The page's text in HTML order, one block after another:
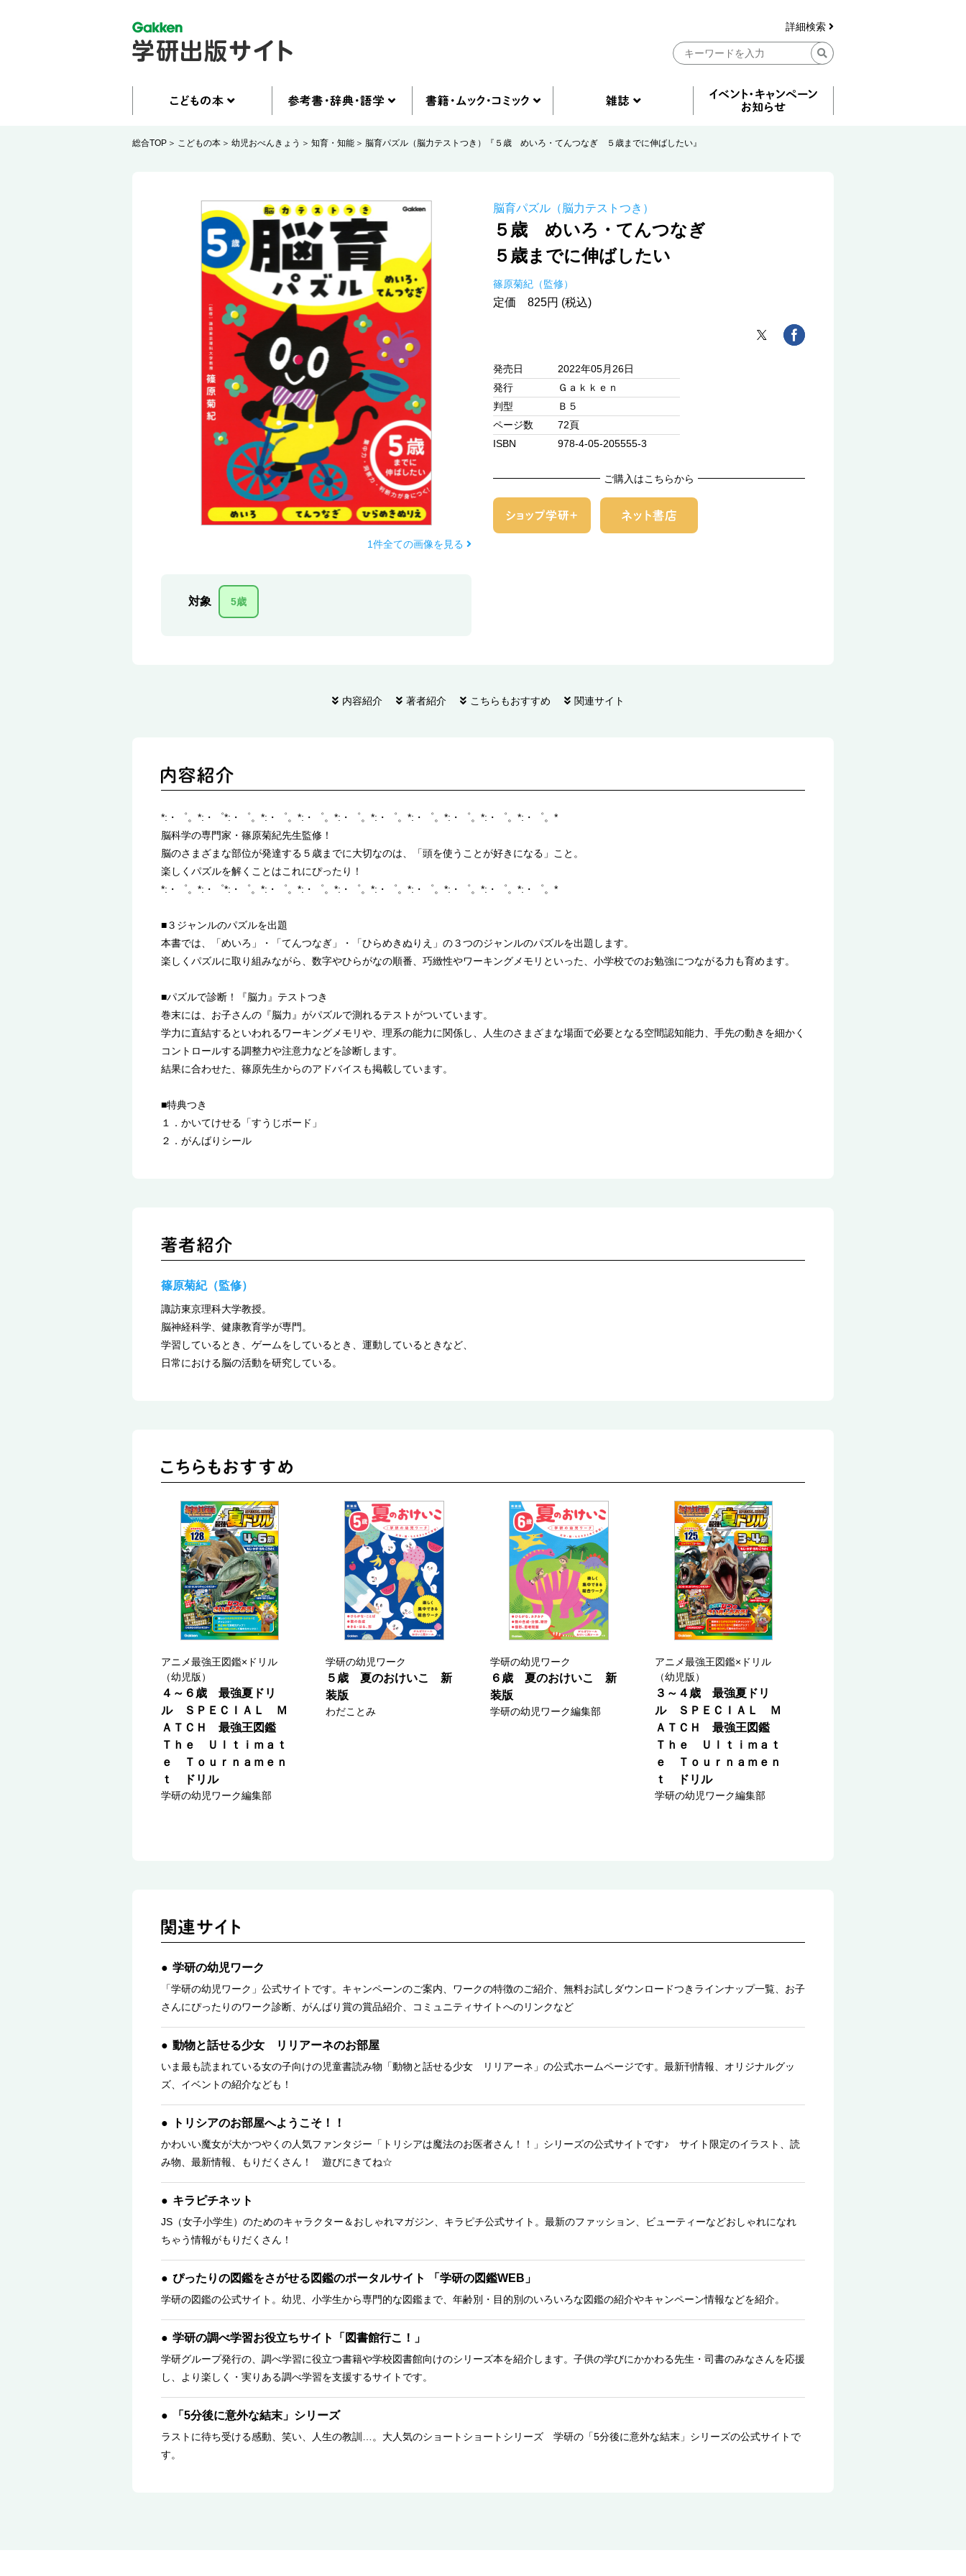
詳細検索
総合TOP こどもの本 幼児おべんきょう 知育・知能 脳育パズル（脳力テストつき）『５歳 めいろ・てんつなぎ ５歳までに伸ばしたい』
1件全ての画像を見る
対象 5歳
脳育パズル（脳力テストつき）
５歳 めいろ・てんつなぎ
５歳までに伸ばしたい
篠原菊紀（監修）
定価 825円 (税込)
発売日
2022年05月26日
発行
Ｇａｋｋｅｎ
判型
Ｂ５
ページ数
72頁
ISBN
978-4-05-205555-3
ご購入はこちらから
内容紹介 著者紹介 こちらもおすすめ 関連サイト
*:・゜。*:・゜*:・゜。*:・゜。*:・゜。*:・゜。*:・゜。*:・゜。*:・゜。*:・゜。*:・゜。*
脳科学の専門家・篠原菊紀先生監修！
脳のさまざまな部位が発達する５歳までに大切なのは、「頭を使うことが好きになる」こと。
楽しくパズルを解くことはこれにぴったり！
*:・゜。*:・゜*:・゜。*:・゜。*:・゜。*:・゜。*:・゜。*:・゜。*:・゜。*:・゜。*:・゜。*
■３ジャンルのパズルを出題
本書では、「めいろ」・「てんつなぎ」・「ひらめきぬりえ」の３つのジャンルのパズルを出題します。
楽しくパズルに取り組みながら、数字やひらがなの順番、巧緻性やワーキングメモリといった、小学校でのお勉強につながる力も育めます。
■パズルで診断！『脳力』テストつき
巻末には、お子さんの『脳力』がパズルで測れるテストがついています。
学力に直結するといわれるワーキングメモリや、理系の能力に関係し、人生のさまざまな場面で必要となる空間認知能力、手先の動きを細かく
コントロールする調整力や注意力などを診断します。
結果に合わせた、篠原先生からのアドバイスも掲載しています。
■特典つき
１．かいてけせる「すうじボード」
２．がんばりシール
篠原菊紀（監修）
諏訪東京理科大学教授。
脳神経科学、健康教育学が専門。
学習しているとき、ゲームをしているとき、運動しているときなど、
日常における脳の活動を研究している。
アニメ最強王図鑑×ドリル
（幼児版）
４～６歳 最強夏ドリ
ル ＳＰＥＣＩＡＬ Ｍ
ＡＴＣＨ 最強王図鑑
Ｔｈｅ Ｕｌｔｉｍａｔ
ｅ Ｔｏｕｒｎａｍｅｎ
ｔ ドリル
学研の幼児ワーク編集部
学研の幼児ワーク
５歳 夏のおけいこ 新
装版
わだことみ
学研の幼児ワーク
６歳 夏のおけいこ 新
装版
学研の幼児ワーク編集部
アニメ最強王図鑑×ドリル
（幼児版）
３～４歳 最強夏ドリ
ル ＳＰＥＣＩＡＬ Ｍ
ＡＴＣＨ 最強王図鑑
Ｔｈｅ Ｕｌｔｉｍａｔ
ｅ Ｔｏｕｒｎａｍｅｎ
ｔ ドリル
学研の幼児ワーク編集部
学研の幼児ワーク
「学研の幼児ワーク」公式サイトです。キャンペーンのご案内、ワークの特徴のご紹介、無料お試しダウンロードつきラインナップ一覧、お子
さんにぴったりのワーク診断、がんばり賞の賞品紹介、コミュニティサイトへのリンクなど
動物と話せる少女 リリアーネのお部屋
いま最も読まれている女の子向けの児童書読み物「動物と話せる少女 リリアーネ」の公式ホームページです。最新刊情報、オリジナルグッ
ズ、イベントの紹介なども！
トリシアのお部屋へようこそ！！
かわいい魔女が大かつやくの人気ファンタジー「トリシアは魔法のお医者さん！！」シリーズの公式サイトです♪ サイト限定のイラスト、読
み物、最新情報、もりだくさん！ 遊びにきてね☆
キラピチネット
JS（女子小学生）のためのキャラクター＆おしゃれマガジン、キラピチ公式サイト。最新のファッション、ビューティーなどおしゃれになれ
ちゃう情報がもりだくさん！
ぴったりの図鑑をさがせる図鑑のポータルサイト 「学研の図鑑WEB」
学研の図鑑の公式サイト。幼児、小学生から専門的な図鑑まで、年齢別・目的別のいろいろな図鑑の紹介やキャンペーン情報などを紹介。
学研の調べ学習お役立ちサイト「図書館行こ！」
学研グループ発行の、調べ学習に役立つ書籍や学校図書館向けのシリーズ本を紹介します。子供の学びにかかわる先生・司書のみなさんを応援
し、より楽しく・実りある調べ学習を支援するサイトです。
「5分後に意外な結末」シリーズ
ラストに待ち受ける感動、笑い、人生の教訓…。大人気のショートショートシリーズ 学研の「5分後に意外な結末」シリーズの公式サイトで
す。